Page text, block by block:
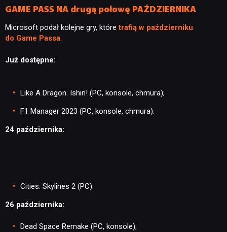
GAME PASS NA drugą połowę PAŹDZIERNIKA
Microsoft podał kolejne gry, któretrafią w październiku
do Game Passa.
Już dostępne:
Like A Dragon: Ishin! (PC, konsole, chmura);
F1 Manager 2023 (PC, konsole, chmura).
24 października:
Cities: Skylines 2 (PC).
26 października:
Dead Space Remake (PC, konsole);